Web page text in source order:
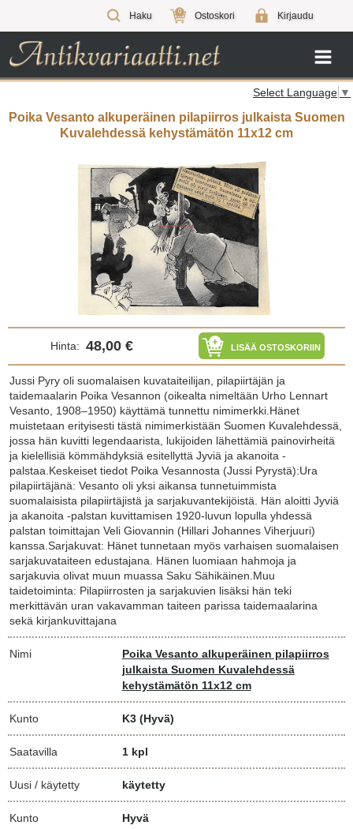
Haku 0 Ostoskori Kirjaudu
Select Language ▼
Poika Vesanto alkuperäinen pilapiirros julkaista Suomen
Kuvalehdessä kehystämätön 11x12 cm
Hinta: 48,00 € LISÄÄ OSTOSKORIIN
Jussi Pyry oli suomalaisen kuvataiteilijan, pilapiirtäjän ja
taidemaalarin Poika Vesannon (oikealta nimeltään Urho Lennart
Vesanto, 1908–1950) käyttämä tunnettu nimimerkki.Hänet
muistetaan erityisesti tästä nimimerkistään Suomen Kuvalehdessä,
jossa hän kuvitti legendaarista, lukijoiden lähettämiä painovirheitä
ja kielellisiä kömmähdyksiä esitellyttä Jyviä ja akanoita -
palstaa.Keskeiset tiedot Poika Vesannosta (Jussi Pyrystä):Ura
pilapiirtäjänä: Vesanto oli yksi aikansa tunnetuimmista
suomalaisista pilapiirtäjistä ja sarjakuvantekijöistä. Hän aloitti Jyviä
ja akanoita -palstan kuvittamisen 1920-luvun lopulla yhdessä
palstan toimittajan Veli Giovannin (Hillari Johannes Viherjuuri)
kanssa.Sarjakuvat: Hänet tunnetaan myös varhaisen suomalaisen
sarjakuvataiteen edustajana. Hänen luomiaan hahmoja ja
sarjakuvia olivat muun muassa Saku Sähikäinen.Muu
taidetoiminta: Pilapiirrosten ja sarjakuvien lisäksi hän teki
merkittävän uran vakavamman taiteen parissa taidemaalarina
sekä kirjankuvittajana
Nimi
Poika Vesanto alkuperäinen pilapiirros
julkaista Suomen Kuvalehdessä
kehystämätön 11x12 cm
Kunto K3 (Hyvä)
Saatavilla 1 kpl
Uusi / käytetty käytetty
Kunto Hyvä